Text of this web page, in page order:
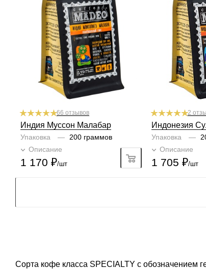
Профиль солёный арахис, шоколад,
Кислинка
1
3 4 5 6
1/6
Горчинка
1 2 3 4 5 6
3/6
Плотность
1
3 4 5 6
5/6
Крепость
1
2 3 4 5 6
4/6
66 отзывов
Индия Муссон Малабар
Упаковка —
200 граммов
Описание
1 170 ₽/шт
Профиль орех,
Кислинка
1
3
Горчинка
1 2 3
Плотность
1
2 3
Крепость
1 2 3
2
Индонезия
Упаковка —
Описание
1 705 ₽/шт
Сорта кофе класса SPECIALTY с обозначением